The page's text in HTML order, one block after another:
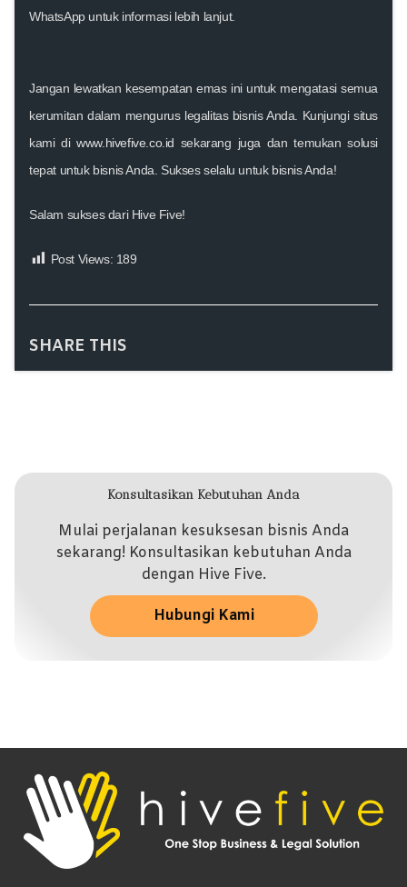
WhatsApp untuk informasi lebih lanjut.
Jangan lewatkan kesempatan emas ini untuk mengatasi semua
kerumitan dalam mengurus legalitas bisnis Anda. Kunjungi situs
kami diwww.hivefive.co.id sekarang juga dan temukan solusi
tepat untuk bisnis Anda. Sukses selalu untuk bisnis Anda!
Salam sukses dari Hive Five!
Post Views: 189
SHARE THIS
Konsultasikan Kebutuhan Anda
Mulai perjalanan kesuksesan bisnis Anda
sekarang! Konsultasikan kebutuhan Anda
dengan Hive Five.
Hubungi Kami